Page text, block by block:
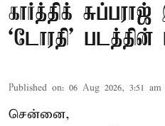
கார்த்திக்
`டோரதி' படத்தின்
Published on: 06 Aug 2026, 3:51 am
சென்னை,